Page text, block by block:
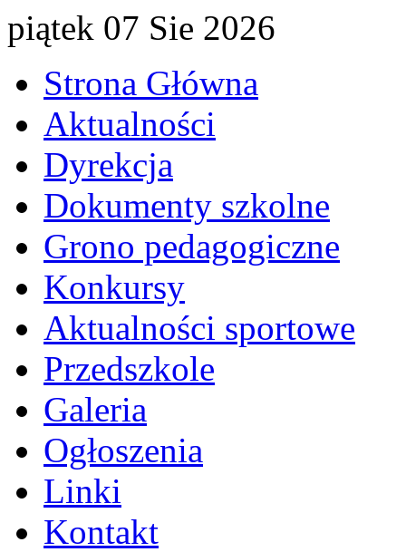
piątek 07 Sie 2026
Strona Główna
Aktualności
Dyrekcja
Dokumenty szkolne
Grono pedagogiczne
Konkursy
Aktualności sportowe
Przedszkole
Galeria
Ogłoszenia
Linki
Kontakt